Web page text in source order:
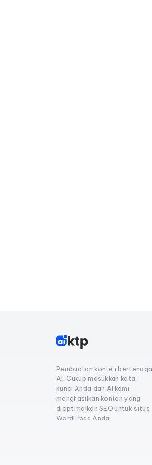
Pembuatan konten bertenaga
AI. Cukup masukkan kata
kunci Anda dan AI kami
menghasilkan konten yang
dioptimalkan SEO untuk situs
WordPress Anda.